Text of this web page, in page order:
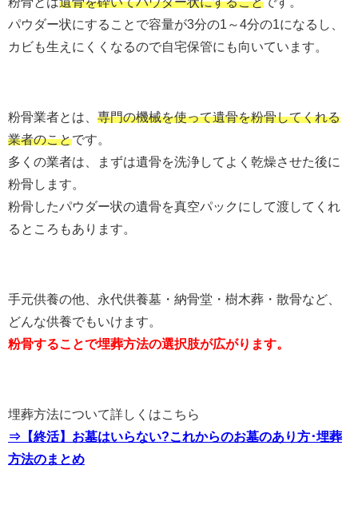
パウダー状にすることで容量が3分の1～4分の1になるし、
カビも生えにくくなるので自宅保管にも向いています。
粉骨業者とは、 専門の機械を使って遺骨を粉骨してくれる
業者のことです。
多くの業者は、まずは遺骨を洗浄してよく乾燥させた後に
粉骨します。
粉骨したパウダー状の遺骨を真空パックにして渡してくれ
るところもあります。
手元供養の他、永代供養墓・納骨堂・樹木葬・散骨など、
どんな供養でもいけます。
粉骨することで埋葬方法の選択肢が広がります。
埋葬方法について詳しくはこちら
⇒【終活】お墓はいらない?これからのお墓のあり方･埋葬
方法のまとめ